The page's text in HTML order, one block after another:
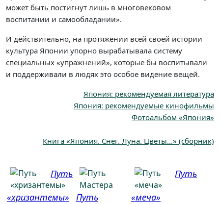
может быть постигнут лишь в многовековом
воспитании и самообладании».
И действительно, на протяжении всей своей истории
культура Японии упорно вырабатывала систему
специальных «упражнений», которые бы воспитывали
и поддерживали в людях это особое видение вещей.
Япония: рекомендуемая литература
Япония: рекомендуемые кинофильмы
Фотоальбом «Япония»
Книга «Япония. Снег. Луна. Цветы...» (сборник)
Путь
«хризантемы»
Путь
Путь
«меча»